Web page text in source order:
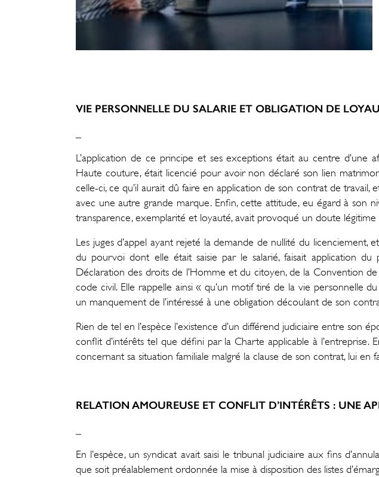
VIE PERSONNELLE DU SALARIE ET OBLIGATION DE
L’application de ce principe et ses exceptions était au centre d’une
Haute couture, était licencié pour avoir non déclaré son lien
celle-ci, ce qu’il aurait dû faire en application de son contrat de
avec une autre grande marque. Enfin, cette attitude, eu égard à son
transparence, exemplarité et loyauté, avait provoqué un doute légitime
Les juges d’appel ayant rejeté la demande de nullité du licenciement,
du pourvoi dont elle était saisie par le salarié, faisait application
Déclaration des droits de l’Homme et du citoyen, de la Convention
code civil. Elle rappelle ainsi « qu’un motif tiré de la vie personnelle
un manquement de l’intéressé à une obligation découlant de son
Rien de tel en l’espèce l’existence d’un différend judiciaire entre son
conflit d’intérêts tel que défini par la Charte applicable à
concernant sa situation familiale malgré la clause de son contrat, lui en
RELATION AMOUREUSE ET CONFLIT D’INTÉRÊTS : UNE
En l’espèce, un syndicat avait saisi le tribunal judiciaire aux fins
que soit préalablement ordonnée la mise à disposition des listes